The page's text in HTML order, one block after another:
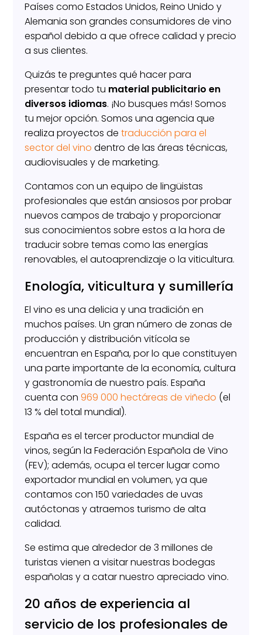
Países como Estados Unidos, Reino Unido y
Alemania son grandes consumidores de vino
español debido a que ofrece calidad y precio
a sus clientes.
Quizás te preguntes qué hacer para
presentar todo tu material publicitario en
diversos idiomas. ¡No busques más! Somos
tu mejor opción. Somos una agencia que
realiza proyectos detraducción para el
sector del vino dentro de las áreas técnicas,
audiovisuales y de marketing.
Contamos con un equipo de lingüistas
profesionales que están ansiosos por probar
nuevos campos de trabajo y proporcionar
sus conocimientos sobre estos a la hora de
traducir sobre temas como las energías
renovables, el autoaprendizaje o la viticultura.
Enología, viticultura y sumillería
El vino es una delicia y una tradición en
muchos países. Un gran número de zonas de
producción y distribución vitícola se
encuentran en España, por lo que constituyen
una parte importante de la economía, cultura
y gastronomía de nuestro país. España
cuenta con969 000 hectáreas de viñedo (el
13 % del total mundial).
España es el tercer productor mundial de
vinos, según la Federación Española de Vino
(FEV); además, ocupa el tercer lugar como
exportador mundial en volumen, ya que
contamos con 150 variedades de uvas
autóctonas y atraemos turismo de alta
calidad.
Se estima que alrededor de 3 millones de
turistas vienen a visitar nuestras bodegas
españolas y a catar nuestro apreciado vino.
20 años de experiencia al
servicio de los profesionales de